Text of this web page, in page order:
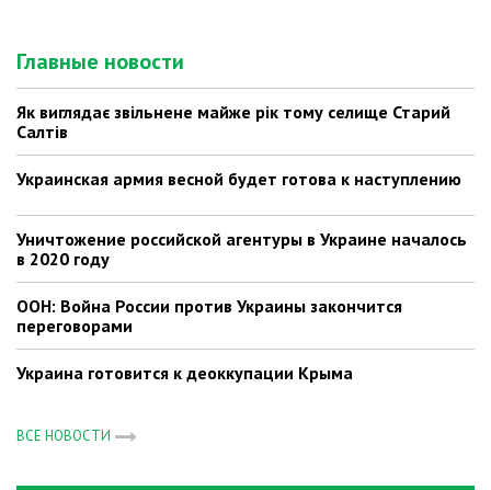
Главные новости
Як виглядає звільнене майже рік тому селище Старий
Салтів
Украинская армия весной будет готова к наступлению
Уничтожение российской агентуры в Украине началось
в 2020 году
ООН: Война России против Украины закончится
переговорами
Украина готовится к деоккупации Крыма
ВСЕ НОВОСТИ